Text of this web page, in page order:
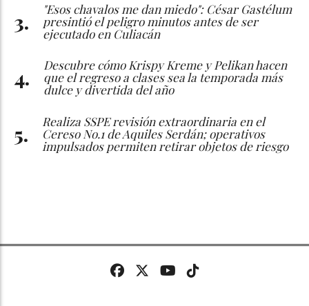
"Esos chavalos me dan miedo": César Gastélum
presintió el peligro minutos antes de ser
ejecutado en Culiacán
Descubre cómo Krispy Kreme y Pelikan hacen
que el regreso a clases sea la temporada más
dulce y divertida del año
Realiza SSPE revisión extraordinaria en el
Cereso No.1 de Aquiles Serdán; operativos
impulsados permiten retirar objetos de riesgo